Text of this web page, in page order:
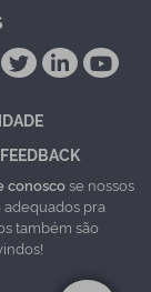
conoscose nossos
adequados pra
também são